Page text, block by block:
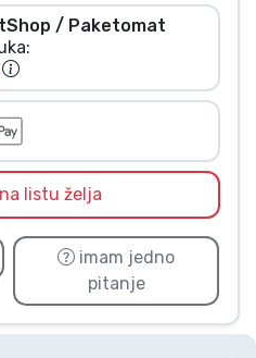
/ Paketomat
listu želja
imam jedno
pitanje